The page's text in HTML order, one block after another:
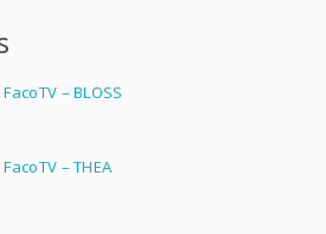
– BLOSS
– THEA